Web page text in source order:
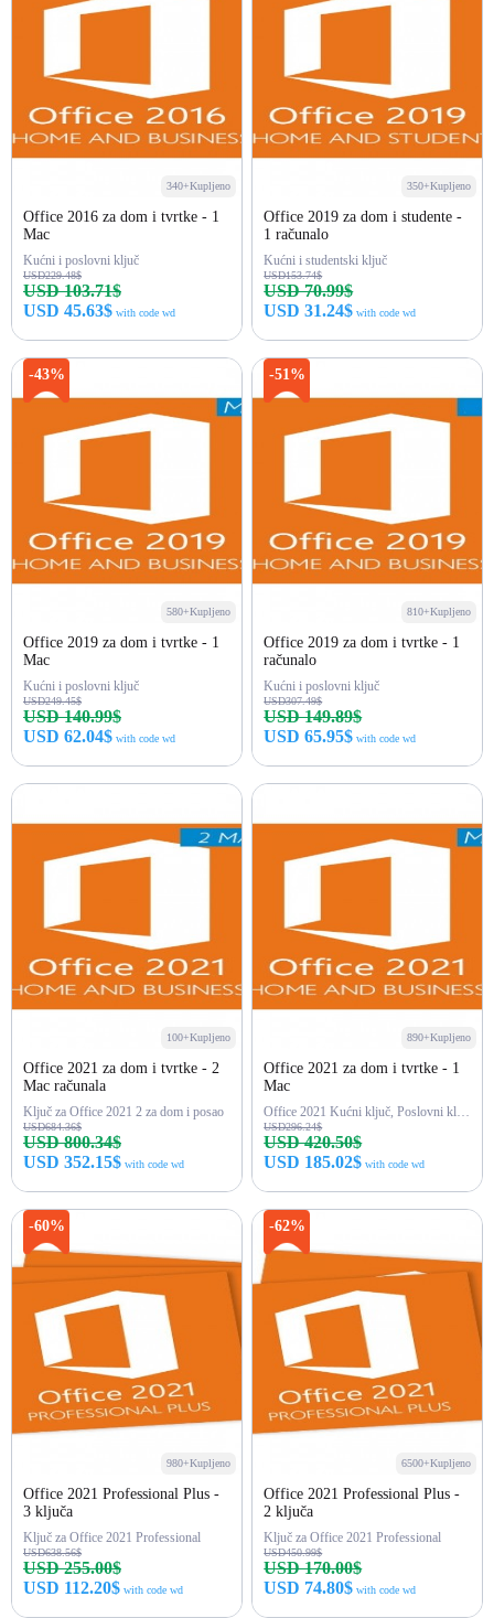
340+Kupljeno
Office 2016 za dom i tvrtke - 1
Mac
Kućni i poslovni ključ
USD229.48$
USD 103.71$
USD 45.63$ with code wd
350+Kupljeno
Office 2019 za dom i studente -
1 računalo
Kućni i studentski ključ
USD153.74$
USD 70.99$
USD 31.24$ with code wd
-43%
580+Kupljeno
Office 2019 za dom i tvrtke - 1
Mac
Kućni i poslovni ključ
USD249.45$
USD 140.99$
USD 62.04$ with code wd
-51%
810+Kupljeno
Office 2019 za dom i tvrtke - 1
računalo
Kućni i poslovni ključ
USD307.49$
USD 149.89$
USD 65.95$ with code wd
100+Kupljeno
Office 2021 za dom i tvrtke - 2
Mac računala
Ključ za Office 2021 2 za dom i posao
USD684.36$
USD 800.34$
USD 352.15$ with code wd
890+Kupljeno
Office 2021 za dom i tvrtke - 1
Mac
Office 2021 Kućni ključ, Poslovni ključ
USD296.24$
USD 420.50$
USD 185.02$ with code wd
-60%
980+Kupljeno
Office 2021 Professional Plus -
3 ključa
Ključ za Office 2021 Professional
USD638.56$
USD 255.00$
USD 112.20$ with code wd
-62%
6500+Kupljeno
Office 2021 Professional Plus -
2 ključa
Ključ za Office 2021 Professional
USD450.99$
USD 170.00$
USD 74.80$ with code wd